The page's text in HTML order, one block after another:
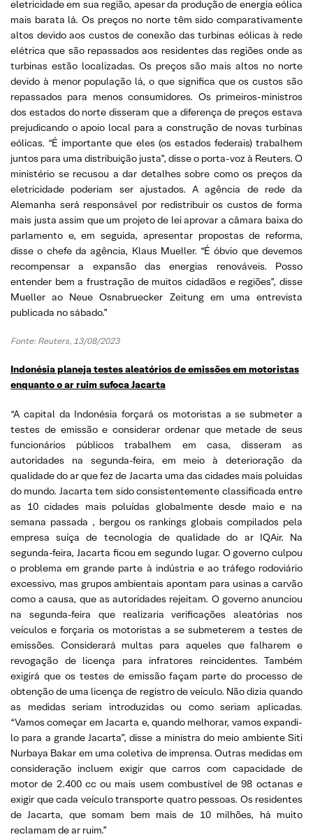
eletricidade em sua região, apesar da produção de energia eólica
mais barata lá. Os preços no norte têm sido comparativamente
altos devido aos custos de conexão das turbinas eólicas à rede
elétrica que são repassados aos residentes das regiões onde as
turbinas estão localizadas. Os preços são mais altos no norte
devido à menor população lá, o que significa que os custos são
repassados para menos consumidores. Os primeiros-ministros
dos estados do norte disseram que a diferença de preços estava
prejudicando o apoio local para a construção de novas turbinas
eólicas. “É importante que eles (os estados federais) trabalhem
juntos para uma distribuição justa”, disse o porta-voz à Reuters. O
ministério se recusou a dar detalhes sobre como os preços da
eletricidade poderiam ser ajustados. A agência de rede da
Alemanha será responsável por redistribuir os custos de forma
mais justa assim que um projeto de lei aprovar a câmara baixa do
parlamento e, em seguida, apresentar propostas de reforma,
disse o chefe da agência, Klaus Mueller. “É óbvio que devemos
recompensar a expansão das energias renováveis. Posso
entender bem a frustração de muitos cidadãos e regiões”, disse
Mueller ao Neue Osnabruecker Zeitung em uma entrevista
publicada no sábado.”
Fonte: Reuters, 13/08/2023
Indonésia planeja testes aleatórios de emissões em motoristas
enquanto o ar ruim sufoca Jacarta
“A capital da Indonésia forçará os motoristas a se submeter a
testes de emissão e considerar ordenar que metade de seus
funcionários públicos trabalhem em casa, disseram as
autoridades na segunda-feira, em meio à deterioração da
qualidade do ar que fez de Jacarta uma das cidades mais poluídas
do mundo. Jacarta tem sido consistentemente classificada entre
as 10 cidades mais poluídas globalmente desde maio e na
semana passada , bergou os rankings globais compilados pela
empresa suíça de tecnologia de qualidade do ar IQAir. Na
segunda-feira, Jacarta ficou em segundo lugar. O governo culpou
o problema em grande parte à indústria e ao tráfego rodoviário
excessivo, mas grupos ambientais apontam para usinas a carvão
como a causa, que as autoridades rejeitam. O governo anunciou
na segunda-feira que realizaria verificações aleatórias nos
veículos e forçaria os motoristas a se submeterem a testes de
emissões. Considerará multas para aqueles que falharem e
revogação de licença para infratores reincidentes. Também
exigirá que os testes de emissão façam parte do processo de
obtenção de uma licença de registro de veículo. Não dizia quando
as medidas seriam introduzidas ou como seriam aplicadas.
“Vamos começar em Jacarta e, quando melhorar, vamos expandi-
lo para a grande Jacarta”, disse a ministra do meio ambiente Siti
Nurbaya Bakar em uma coletiva de imprensa. Outras medidas em
consideração incluem exigir que carros com capacidade de
motor de 2.400 cc ou mais usem combustível de 98 octanas e
exigir que cada veículo transporte quatro pessoas. Os residentes
de Jacarta, que somam bem mais de 10 milhões, há muito
reclamam de ar ruim.”